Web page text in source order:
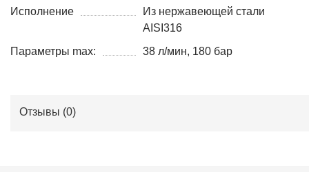
Исполнение
Из нержавеющей стали
AISI316
Параметры max:
38 л/мин, 180 бар
Отзывы (0)